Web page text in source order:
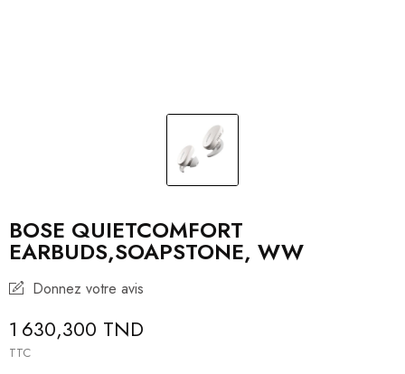
BOSE QUIETCOMFORT
EARBUDS,SOAPSTONE, WW
Donnez votre avis
1 630,300 TND
TTC